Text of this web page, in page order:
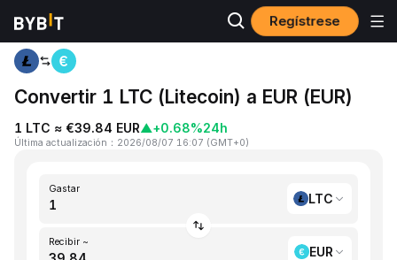
Regístrese
Inicio LTC to EUR
Convertir 1 LTC (Litecoin) a EUR (EUR)
1 LTC ≈ €39.84 EUR▲+0.68%24h
Última actualización ： 2026/08/07 16:07 (GMT+0)
Gastar
LTC
Recibir ~
EUR